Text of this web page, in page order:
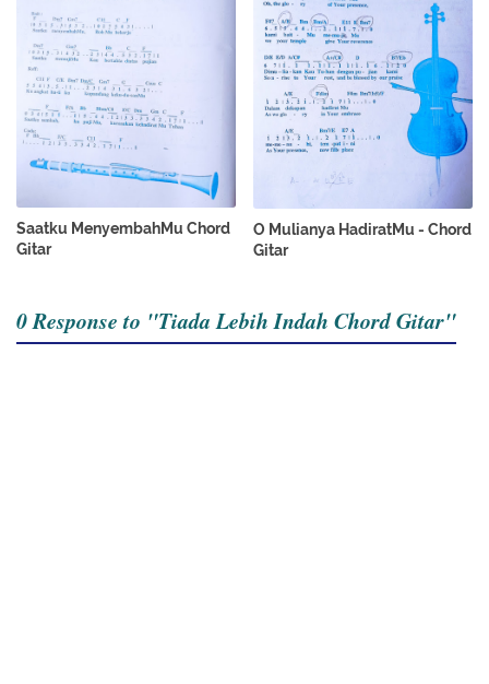
Saatku MenyembahMu Chord
Gitar
O Mulianya HadiratMu - Chord
Gitar
0 Response to "Tiada Lebih Indah Chord Gitar"